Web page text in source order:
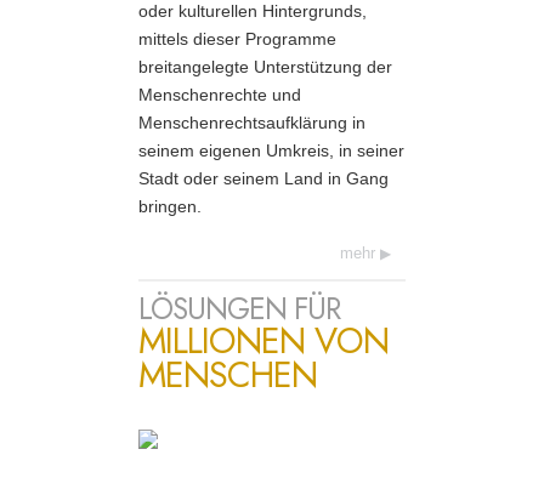
oder kulturellen Hintergrunds,
mittels dieser Programme
breitangelegte Unterstützung der
Menschenrechte und
Menschenrechts­aufklärung in
seinem eigenen Umkreis, in seiner
Stadt oder seinem Land in Gang
bringen.
mehr
LÖSUNGEN FÜR
MILLIONEN VON
MENSCHEN